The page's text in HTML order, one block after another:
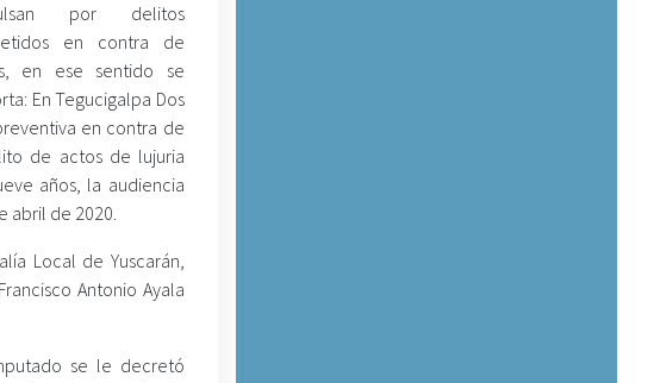
por delitos
en contra de
en ese sentido se
En Tegucigalpa Dos
en contra de
de actos de lujuria
años, la audiencia
abril de 2020.
Local de Yuscarán,
Antonio Ayala
se le decretó